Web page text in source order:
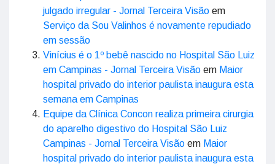
julgado irregular - Jornal Terceira Visão em
Serviço da Sou Valinhos é novamente repudiado
em sessão
Vinícius é o 1º bebê nascido no Hospital São Luiz
em Campinas - Jornal Terceira Visão em Maior
hospital privado do interior paulista inaugura esta
semana em Campinas
Equipe da Clínica Concon realiza primeira cirurgia
do aparelho digestivo do Hospital São Luiz
Campinas - Jornal Terceira Visão em Maior
hospital privado do interior paulista inaugura esta